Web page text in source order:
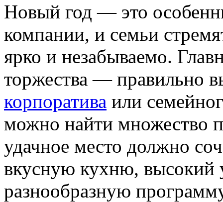
Новый год — это
компании, и семьи
ярко и незабываемо.
торжества — правильно
корпоратива или
можно найти множество
удачное место должно
вкусную кухню, высокий
разнообразную